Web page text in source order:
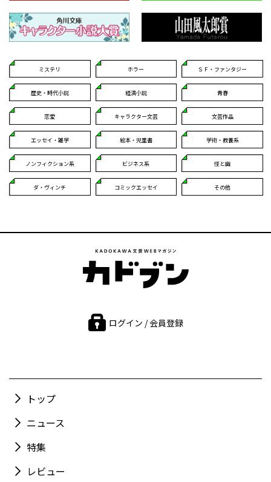
ミステリ ホラー ＳＦ・ファンタジー
歴史・時代小説 経済小説 青春
恋愛 キャラクター文芸 文芸作品
エッセイ・雑学 絵本・児童書 学術・教養系
ノンフィクション系 ビジネス系 怪と幽
ダ・ヴィンチ コミックエッセイ その他
ログイン / 会員登録
トップ
ニュース
特集
レビュー